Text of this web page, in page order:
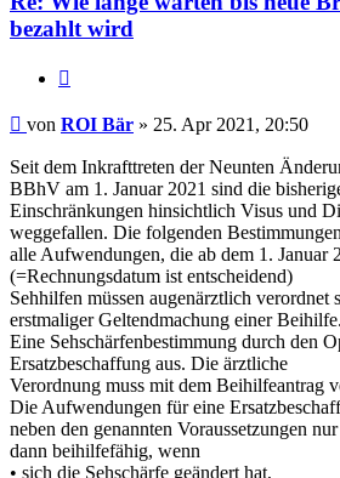
bezahlt wird
Beitrag
von ROI Bär » 25. Apr 2021, 20:50
Seit dem Inkrafttreten der Neunten
BBhV am 1. Januar 2021 sind die
Einschränkungen hinsichtlich Visus und
weggefallen. Die folgenden
alle Aufwendungen, die ab dem 1. Januar
(=Rechnungsdatum ist entscheidend)
Sehhilfen müssen augenärztlich verordnet
erstmaliger Geltendmachung einer Beihilfe.
Eine Sehschärfenbestimmung durch den
Ersatzbeschaffung aus. Die ärztliche
Verordnung muss mit dem Beihilfeantrag
Die Aufwendungen für eine
neben den genannten Voraussetzungen nur
dann beihilfefähig, wenn
• sich die Sehschärfe geändert hat,